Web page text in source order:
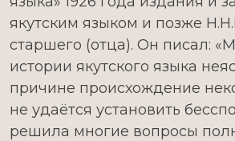
якутским языком и позже
старшего (отца). Он писал:
истории якутского языка
причине происхождение
не удаётся установить
решила многие вопросы